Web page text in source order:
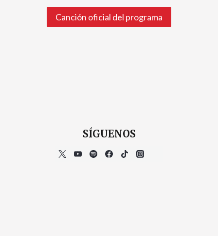
Canción oficial del programa
SÍGUENOS